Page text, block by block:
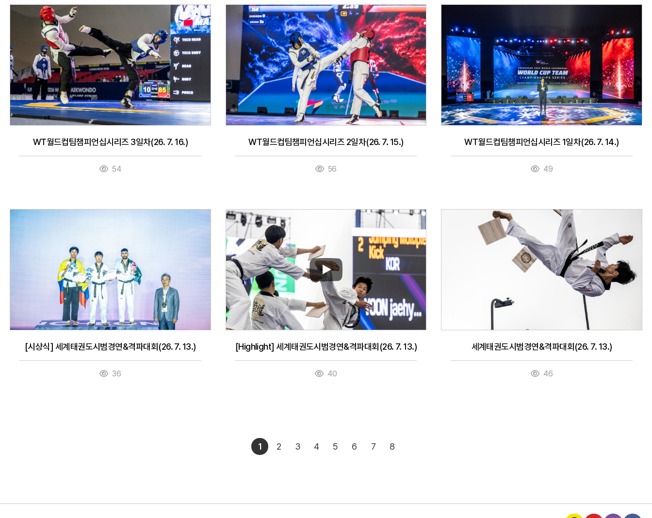
WT월드컵팀챔피언십시리즈 3일차(26. 7. 16.)
54
WT월드컵팀챔피언십시리즈 2일차(26. 7. 15.)
56
WT월드컵팀챔피언십시리즈 1일차(26. 7. 14.)
49
[시상식] 세계태권도시범경연&격파대회(26. 7. 13.)
36
[Highlight] 세계태권도시범경연&격파대회(26. 7. 13.)
40
세계태권도시범경연&격파대회(26. 7. 13.)
46
1 2 3 4 5 6 7 8